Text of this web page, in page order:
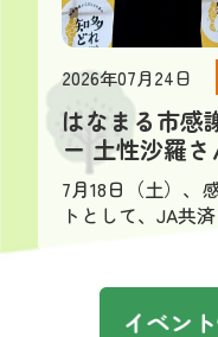
2026年07月24日
はなまる市感
ー 土性沙羅さ
7月18日（土）、
トとして、JA共